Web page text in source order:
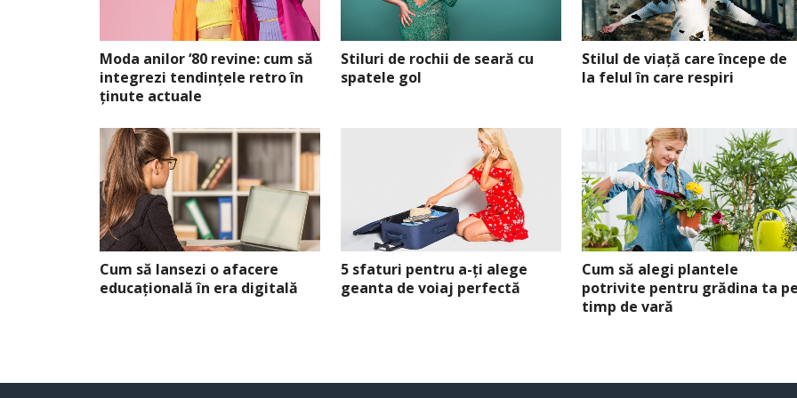
Moda anilor ‘80 revine: cum să
integrezi tendințele retro în
ținute actuale
Stiluri de rochii de seară cu
spatele gol
Stilul de viață care începe de
la felul în care respiri
Cum să lansezi o afacere
educațională în era digitală
5 sfaturi pentru a-ți alege
geanta de voiaj perfectă
Cum să alegi plantele
potrivite pentru grădina ta
timp de vară